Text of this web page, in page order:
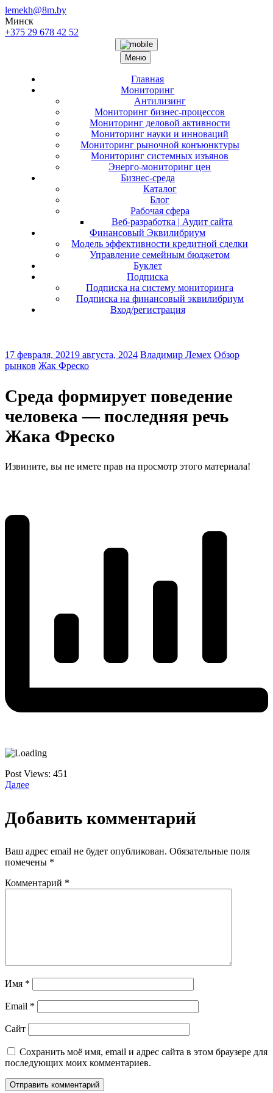
Перейти
к
содержимому
lemekh@8m.by
Минск
+375 29 678 42 52
Меню
Главная
Мониторинг
Антилизинг
Мониторинг бизнес-процессов
Мониторинг деловой активности
Мониторинг науки и инноваций
Мониторинг рыночной конъюнктуры
Мониторинг системных изъянов
Энерго-мониторинг цен
Бизнес-среда
Каталог
Блог
Рабочая сфера
Веб-разработка | Аудит сайта
Финансовый Эквилибриум
Модель эффективности кредитной сделки
Управление семейным бюджетом
Буклет
Подписка
Подписка на систему мониторинга
Подписка на финансовый эквилибриум
Вход/регистрация
17 февраля, 20219 августа, 2024 Владимир Лемех Обзор
рынков Жак Фреско
Среда формирует поведение
человека — последняя речь
Жака Фреско
Извините, вы не имете прав на просмотр этого материала!
Post Views: 451
Далее
Добавить комментарий
Ваш адрес email не будет опубликован. Обязательные поля
помечены *
Комментарий *
Имя *
Email *
Сайт
Сохранить моё имя, email и адрес сайта в этом браузере для
последующих моих комментариев.